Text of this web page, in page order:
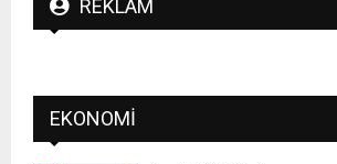
REKLAM
EKONOMI